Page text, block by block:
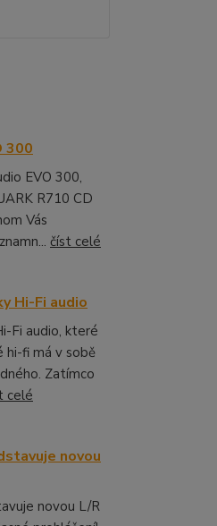
300
EVO 300,
R710 CD
Vás
číst celé
Hi-Fi audio
Fi audio, které
fi má v sobě
Zatímco
celé
novou
novou L/R